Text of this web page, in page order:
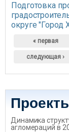
Подготовка
округе "Город
Страницы
« первая
следующая ›
Динамика
агломераций в